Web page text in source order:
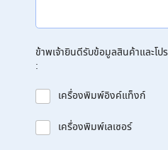
ข้าพเจ้ายินดีรับข้อมูลสินค้าและโ
:
เครื่องพิมพ์อิงค์แท็งก์
เครื่องพิมพ์เลเซอร์